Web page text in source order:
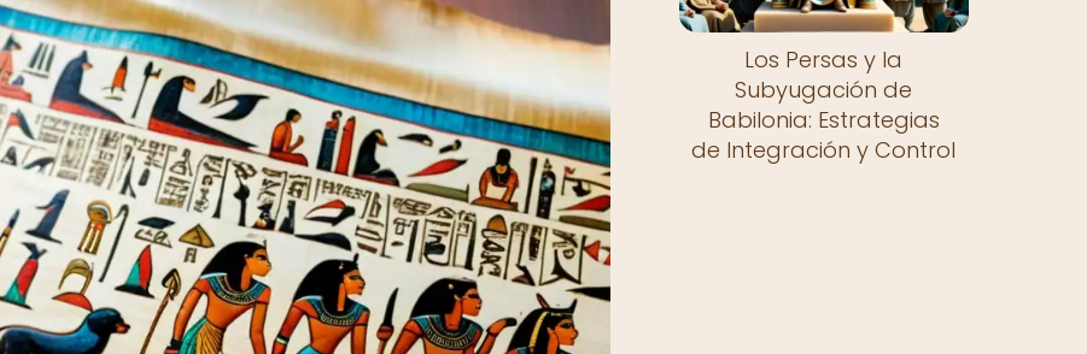
Los Persas y la
Subyugación de
Babilonia: Estrategias
de Integración y Control